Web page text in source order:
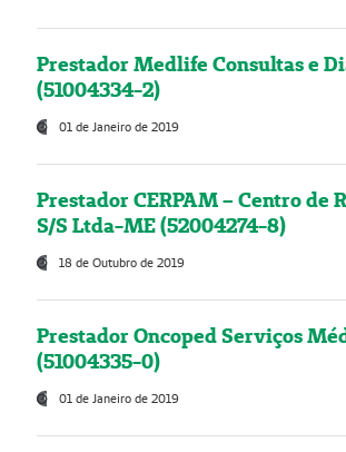
Prestador Medlife Consultas e
(51004334-2)
01 de Janeiro de 2019
Prestador CERPAM – Centro de
S/S Ltda-ME (52004274-8)
18 de Outubro de 2019
Prestador Oncoped Serviços
(51004335-0)
01 de Janeiro de 2019